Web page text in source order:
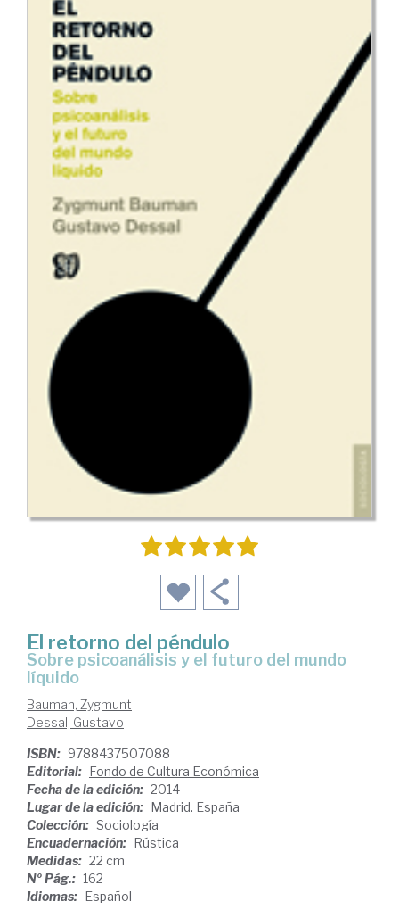
El retorno del péndulo
sobre psicoanálisis y el futuro del mundo
líquido
Bauman, Zygmunt
Dessal, Gustavo
ISBN: 9788437507088
Editorial: Fondo de Cultura Económica
Fecha de la edición: 2014
Lugar de la edición: Madrid. España
Colección: Sociología
Encuadernación: Rústica
Medidas: 22 cm
Nº Pág.: 162
Idiomas: Español